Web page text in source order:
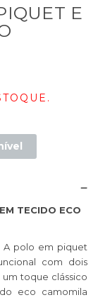
E
TECIDO ECO
A polo em piquet
com dois
toque clássico
eco camomila